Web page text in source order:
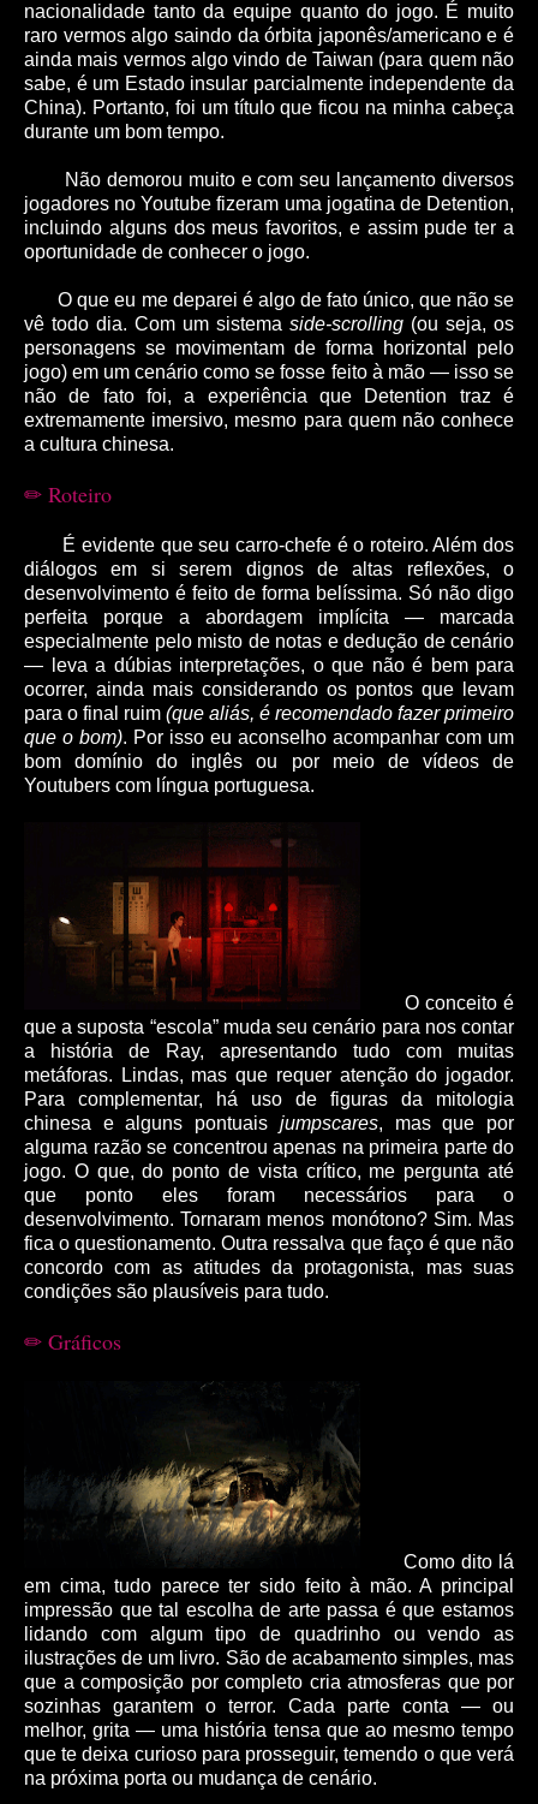
nacionalidade tanto da equipe quanto do jogo. É muito
raro vermos algo saindo da órbita japonês/americano e é
ainda mais vermos algo vindo de Taiwan (para quem não
sabe, é um Estado insular parcialmente independente da
China). Portanto, foi um título que ficou na minha cabeça
durante um bom tempo.
Não demorou muito e com seu lançamento diversos
jogadores no Youtube fizeram uma jogatina de Detention,
incluindo alguns dos meus favoritos, e assim pude ter a
oportunidade de conhecer o jogo.
O que eu me deparei é algo de fato único, que não se
vê todo dia. Com um sistema side-scrolling (ou seja, os
personagens se movimentam de forma horizontal pelo
jogo) em um cenário como se fosse feito à mão ― isso se
não de fato foi, a experiência que Detention traz é
extremamente imersivo, mesmo para quem não conhece
a cultura chinesa.
✏ Roteiro
É evidente que seu carro-chefe é o roteiro. Além dos
diálogos em si serem dignos de altas reflexões, o
desenvolvimento é feito de forma belíssima. Só não digo
perfeita porque a abordagem implícita ― marcada
especialmente pelo misto de notas e dedução de cenário
― leva a dúbias interpretações, o que não é bem para
ocorrer, ainda mais considerando os pontos que levam
para o final ruim (que aliás, é recomendado fazer primeiro
que o bom). Por isso eu aconselho acompanhar com um
bom domínio do inglês ou por meio de vídeos de
Youtubers com língua portuguesa.
O conceito é
que a suposta “escola” muda seu cenário para nos contar
a história de Ray, apresentando tudo com muitas
metáforas. Lindas, mas que requer atenção do jogador.
Para complementar, há uso de figuras da mitologia
chinesa e alguns pontuais jumpscares, mas que por
alguma razão se concentrou apenas na primeira parte do
jogo. O que, do ponto de vista crítico, me pergunta até
que ponto eles foram necessários para o
desenvolvimento. Tornaram menos monótono? Sim. Mas
fica o questionamento. Outra ressalva que faço é que não
concordo com as atitudes da protagonista, mas suas
condições são plausíveis para tudo.
✏ Gráficos
Como dito lá
em cima, tudo parece ter sido feito à mão. A principal
impressão que tal escolha de arte passa é que estamos
lidando com algum tipo de quadrinho ou vendo as
ilustrações de um livro. São de acabamento simples, mas
que a composição por completo cria atmosferas que por
sozinhas garantem o terror. Cada parte conta ― ou
melhor, grita ― uma história tensa que ao mesmo tempo
que te deixa curioso para prosseguir, temendo o que verá
na próxima porta ou mudança de cenário.